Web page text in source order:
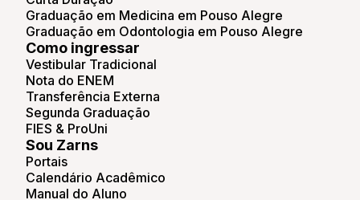
Graduação em Medicina em Pouso Alegre
Graduação em Odontologia em Pouso Alegre
Como ingressar
Vestibular Tradicional
Nota do ENEM
Transferência Externa
Segunda Graduação
FIES & ProUni
Sou Zarns
Portais
Calendário Acadêmico
Manual do Aluno